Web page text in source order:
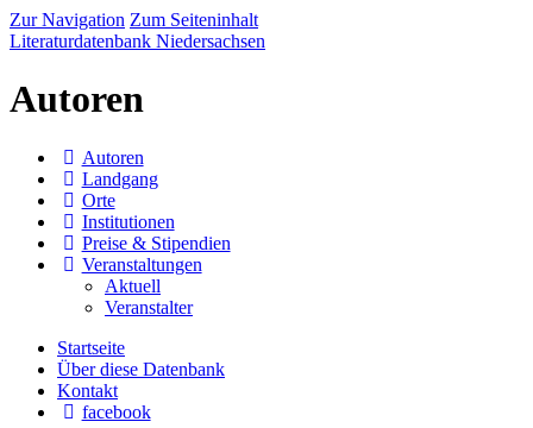
Zur Navigation Zum Seiteninhalt
Literaturdatenbank Niedersachsen
Autoren
Autoren
Landgang
Orte
Institutionen
Preise & Stipendien
Veranstaltungen
Aktuell
Veranstalter
Startseite
Über diese Datenbank
Kontakt
facebook